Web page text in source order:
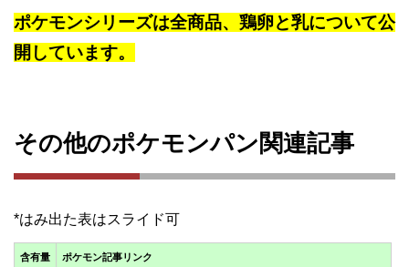
ポケモンシリーズは全商品、鶏卵と乳について公
開しています。
その他のポケモンパン関連記事
含有量 ポケモン記事リンク